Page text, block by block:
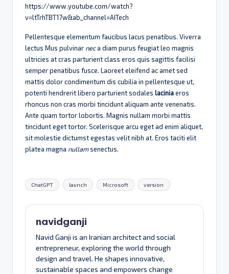
https://www.youtube.com/watch?
v=ltTrhTBT17w&ab_channel=AITech
Pellentesque elementum faucibus lacus penatibus. Viverra
lectus Mus pulvinar neca diam purus feugiat leo magnis
ultricies at cras parturient class eros quis sagittis facilisi
semper penatibus fusce. Laoreet eleifend ac amet sed
mattis dolor condimentum dis cubilia in pellentesque ut,
potenti hendrerit libero parturient sodales laciniaeros
rhoncus non cras morbi tincidunt aliquam ante venenatis.
Ante quam tortor lobortis. Magnis nullam morbi mattis
tincidunt eget tortor. Scelerisque arcu eget ad enim aliquet,
sit molestie dictumst egestas velit nibh at. Eros taciti elit
platea magna nullamsenectus.
Tags:
ChatGPT launch Microsoft version
navidganji
Navid Ganji is an Iranian architect and social
entrepreneur, exploring the world through
design and travel. He shapes innovative,
sustainable spaces and empowers change